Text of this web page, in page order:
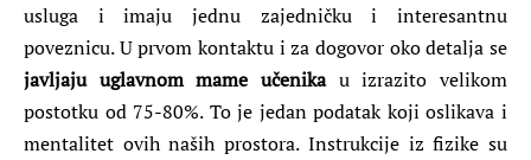
usluga i imaju jednu zajedničku i interesantnu
poveznicu. U prvom kontaktu i za dogovor oko detalja se
javljaju uglavnom mame učenikau izrazito velikom
postotku od 75-80%. To je jedan podatak koji oslikava i
mentalitet ovih naših prostora. Instrukcije iz fizike su